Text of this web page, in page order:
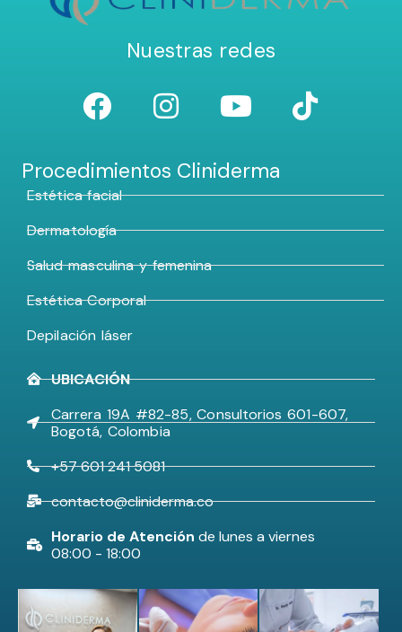
Nuestras redes
Procedimientos Cliniderma
Estética facial
Dermatología
Salud masculina y femenina
Estética Corporal
Depilación láser
UBICACIÓN
Carrera 19A #82-85, Consultorios 601-607,
Bogotá, Colombia
+57 601 241 5081
contacto@cliniderma.co
Horario de Atención de lunes a viernes
08:00 - 18:00